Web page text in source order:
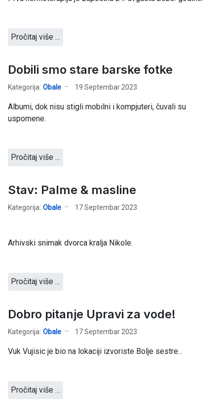
Pročitaj više …
Dobili smo stare barske fotke
Kategorija: Obale 19 Septembar 2023
Albumi, dok nisu stigli mobilni i kompjuteri, čuvali su
uspomene.
Pročitaj više …
Stav: Palme & masline
Kategorija: Obale 17 Septembar 2023
Arhivski snimak dvorca kralja Nikole.
Pročitaj više …
Dobro pitanje Upravi za vode!
Kategorija: Obale 17 Septembar 2023
Vuk Vujisic je bio na lokaciji izvoriste Bolje sestre...
Pročitaj više …